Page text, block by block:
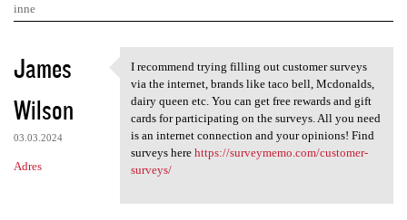
inne
K
o
m
e
n
James
Wilson
03.03.2024
Adres
I recommend trying filling
I recommend trying filling out customer surveys
via the internet, brands like taco bell, Mcdonalds,
dairy queen etc. You can get free rewards and gift
cards for participating on the surveys. All you need
is an internet connection and your opinions! Find
surveys here https://surveymemo.com/customer-
surveys/